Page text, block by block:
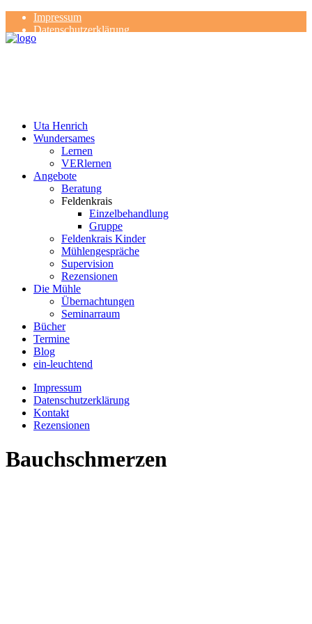
Impressum
Datenschutzerklärung
Kontakt
Uta Henrich
Wundersames
Lernen
VERlernen
Angebote
Beratung
Feldenkrais
Einzelbehandlung
Gruppe
Feldenkrais Kinder
Mühlengespräche
Supervision
Rezensionen
Die Mühle
Übernachtungen
Seminarraum
Bücher
Termine
Blog
ein-leuchtend
Impressum
Datenschutzerklärung
Kontakt
Rezensionen
Bauchschmerzen